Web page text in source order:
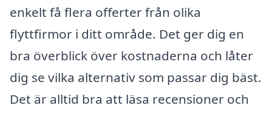
enkelt få flera offerter från olika
flyttfirmor i ditt område. Det ger dig en
bra överblick över kostnaderna och låter
dig se vilka alternativ som passar dig bäst.
Det är alltid bra att läsa recensioner och